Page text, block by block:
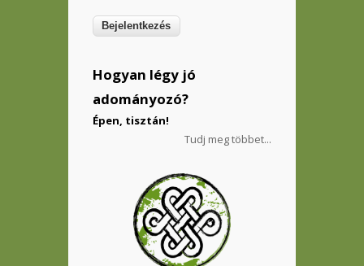
Hogyan légy jó
adományozó?
Épen, tisztán!
Tudj meg többet...